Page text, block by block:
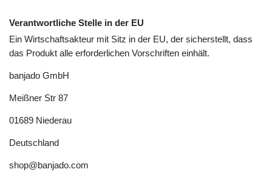
Verantwortliche Stelle in der EU
Ein Wirtschaftsakteur mit Sitz in der EU, der sicherstellt, dass
das Produkt alle erforderlichen Vorschriften einhält.
banjado GmbH
Meißner Str 87
01689 Niederau
Deutschland
shop@banjado.com